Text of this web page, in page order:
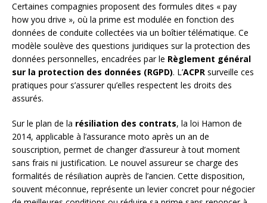
Certaines compagnies proposent des formules dites « pay
how you drive », où la prime est modulée en fonction des
données de conduite collectées via un boîtier télématique. Ce
modèle soulève des questions juridiques sur la protection des
données personnelles, encadrées par le Règlement général
sur la protection des données (RGPD). L’ACPR surveille ces
pratiques pour s’assurer qu’elles respectent les droits des
assurés.
Sur le plan de la résiliation des contrats, la loi Hamon de
2014, applicable à l’assurance moto après un an de
souscription, permet de changer d’assureur à tout moment
sans frais ni justification. Le nouvel assureur se charge des
formalités de résiliation auprès de l’ancien. Cette disposition,
souvent méconnue, représente un levier concret pour négocier